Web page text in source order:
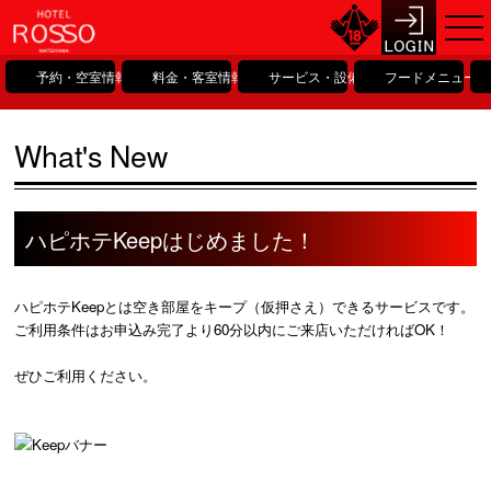
予約・空室情報 料金・客室情報 サービス・設備情報フードメニュー
What's New
ハピホテKeepはじめました！
ハピホテKeepとは空き部屋をキープ（仮押さえ）できるサービスです。
ご利用条件はお申込み完了より60分以内にご来店いただければOK！
ぜひご利用ください。